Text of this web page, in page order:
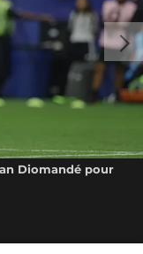
Diomandé pour